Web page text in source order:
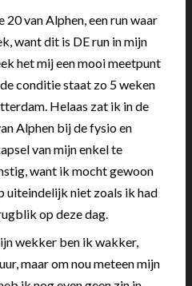
van Alphen, een run waar
want dit is DE run in mijn
het mij een mooi meetpunt
conditie staat zo 5 weken
Helaas zat ik in de
Alphen bij de fysio en
van mijn enkel te
want ik mocht gewoon
uiteindelijk niet zoals ik had
op deze dag.
wekker ben ik wakker,
maar om nou meteen mijn